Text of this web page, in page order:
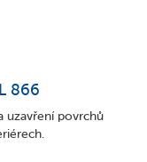
866
uzavření povrchů